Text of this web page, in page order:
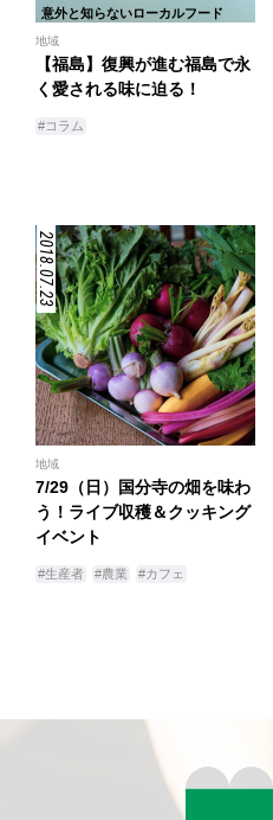
意外と知らないローカルフード
地域
【福島】復興が進む福島で永
く愛される味に迫る！
#コラム
2018.07.23
地域
7/29（日）国分寺の畑を味わ
う！ライブ収穫＆クッキング
イベント
#生産者 #農業 #カフェ